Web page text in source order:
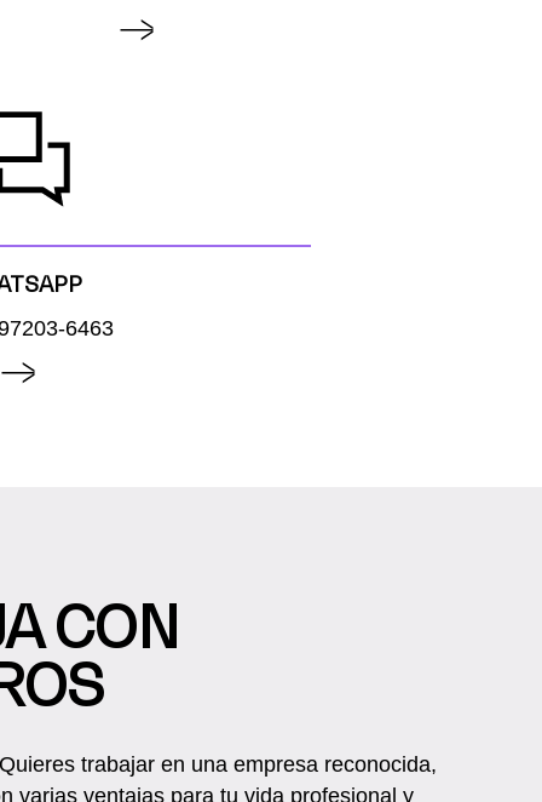
6463
CON
trabajar en una empresa reconocida,
varias ventajas para tu vida profesional y